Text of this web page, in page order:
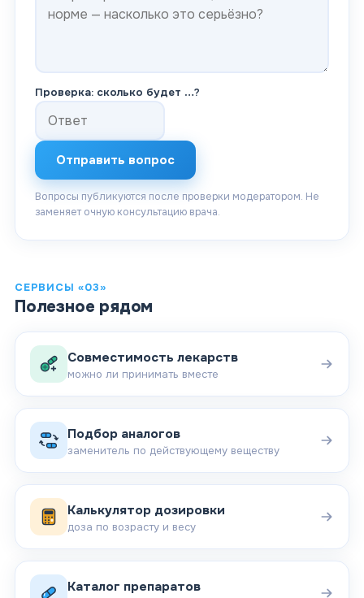
Проверка: сколько будет …?
Отправить вопрос
Вопросы публикуются после проверки модератором. Не
заменяет очную консультацию врача.
СЕРВИСЫ «03»
Полезное рядом
Совместимость лекарств
можно ли принимать вместе
Подбор аналогов
заменитель по действующему веществу
Калькулятор дозировки
доза по возрасту и весу
Каталог препаратов